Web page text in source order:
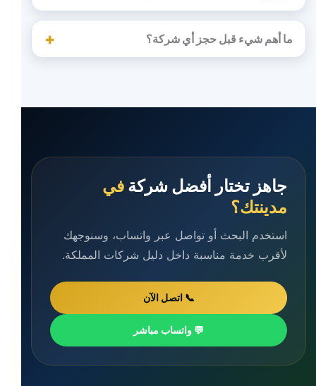
ما أهم شيء قبل حجز أي شركة؟
جاهز تختار أفضل شركة في
مدينتك؟
استخدم البحث أو تواصل عبر واتساب، وسنوجهك
لأقرب خدمة مناسبة داخل دليل شركات المملكة.
📞 اتصل الآن
💬 واتساب مباشر